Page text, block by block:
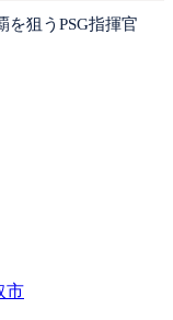
狙うPSG指揮官
市